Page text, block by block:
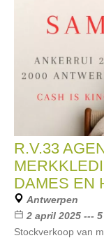
R.V.33
DAMES EN
Antwerpen
2 april 2025 ---
Stockverkoop van